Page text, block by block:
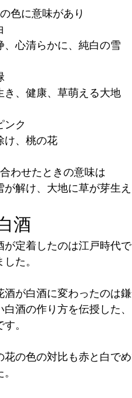
色に意味があり
、心清らかに、純白の雪
き、健康、草萌える大地
ンク
け、桃の花
わせたときの意味は
が解け、大地に草が芽生
酒
が定着したのは江戸時代
した。
酒が白酒に変わったのは
白酒の作り方を伝授した
す。
花の色の対比も赤と白で